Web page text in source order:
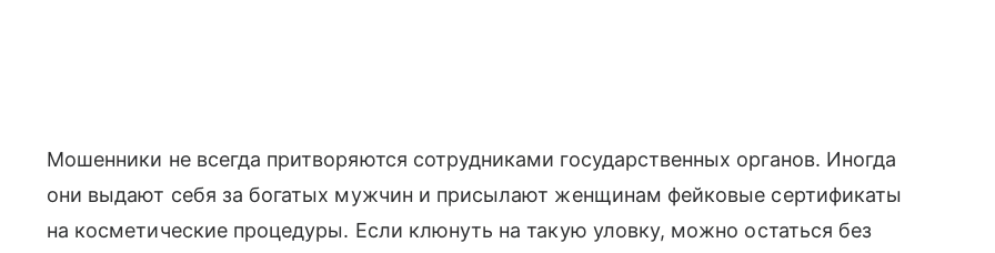
Мошенники не всегда притворяются сотрудниками государственных органов. Иногда
они выдают себя за богатых мужчин и присылают женщинам фейковые сертификаты
на косметические процедуры. Если клюнуть на такую уловку, можно остаться без